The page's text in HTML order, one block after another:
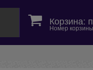
Корзина:
Номер